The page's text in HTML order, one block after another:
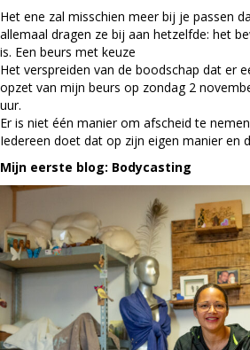
Het ene zal misschien meer bij je passen
allemaal dragen ze bij aan hetzelfde: het
is. Een beurs met keuze
Het verspreiden van de boodschap dat er
opzet van mijn beurs op zondag 2
uur.
Er is niet één manier om afscheid te
Iedereen doet dat op zijn eigen manier en
Mijn eerste blog: Bodycasting